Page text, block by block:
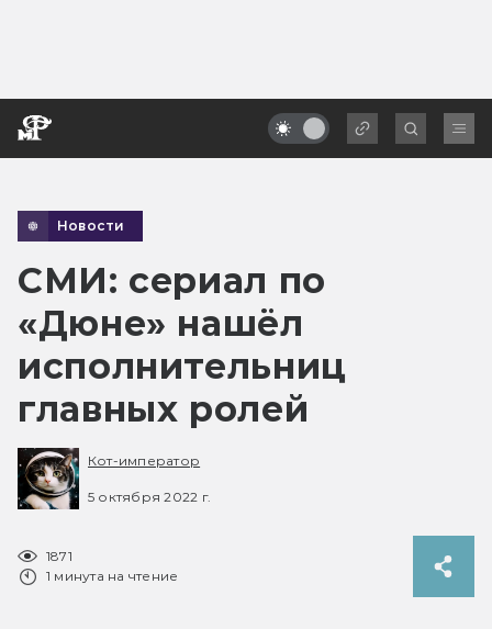
Новости
СМИ: сериал по
«Дюне» нашёл
исполнительниц
главных ролей
Кот-император
5 октября 2022 г.
1871
1 минута на чтение